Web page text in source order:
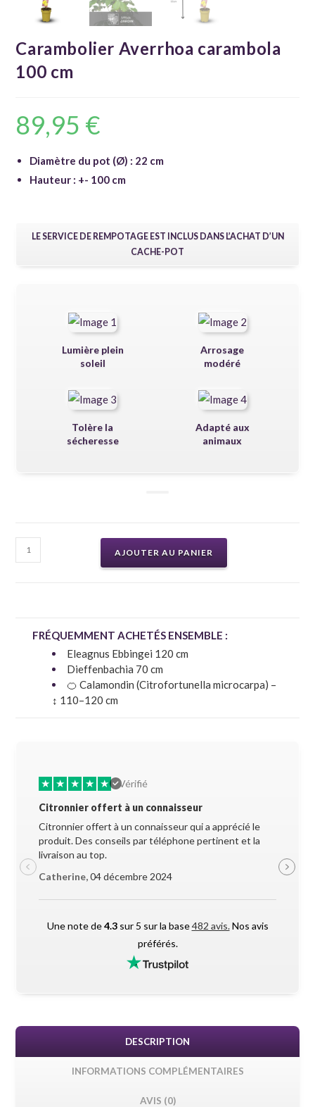
Carambolier Averrhoa carambola
100 cm
89,95 €
Diamètre du pot (Ø) : 22 cm
Hauteur : +- 100 cm
LE SERVICE DE REMPOTAGE EST INCLUS DANS L’ACHAT D’UN
CACHE-POT
Lumière plein
soleil
Arrosage
modéré
Tolère la
sécheresse
Adapté aux
animaux
AJOUTER AU PANIER
FRÉQUEMMENT ACHETÉS ENSEMBLE :
Eleagnus Ebbingei 120 cm
Dieffenbachia 70 cm
🍊 Calamondin (Citrofortunella microcarpa) –
↕ 110–120 cm
★ ★ ★ ★ ★
Vérifié
Citronnier offert à un connaisseur
Citronnier offert à un connaisseur qui a apprécié le
produit. Des conseils par téléphone pertinent et la
livraison au top.
Catherine,04 décembre 2024
Une note de4.3sur 5 sur la base482 avis.Nos avis
préférés.
DESCRIPTION
INFORMATIONS COMPLÉMENTAIRES
AVIS (0)